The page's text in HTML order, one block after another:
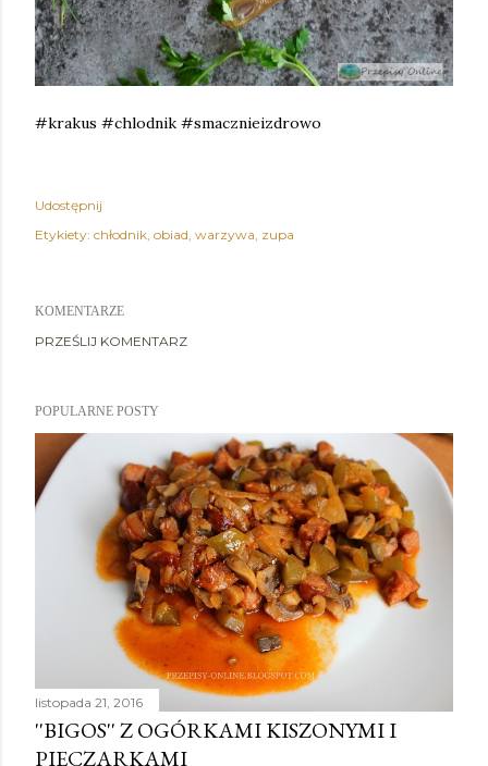
#krakus #chlodnik #smacznieizdrowo
Udostępnij
Etykiety: chłodnik obiad warzywa zupa
KOMENTARZE
PRZEŚLIJ KOMENTARZ
POPULARNE POSTY
listopada 21, 2016
''BIGOS'' Z OGÓRKAMI KISZONYMI I
PIECZARKAMI